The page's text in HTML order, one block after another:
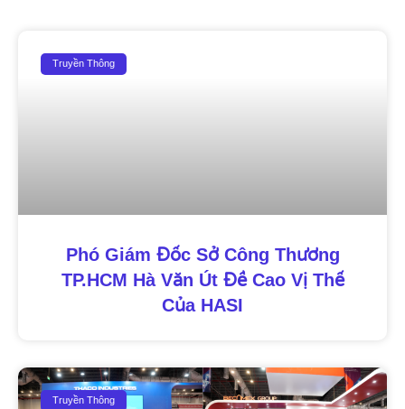
Truyền Thông
Phó Giám Đốc Sở Công Thương
TP.HCM Hà Văn Út Đề Cao Vị Thế
Của HASI
Truyền Thông